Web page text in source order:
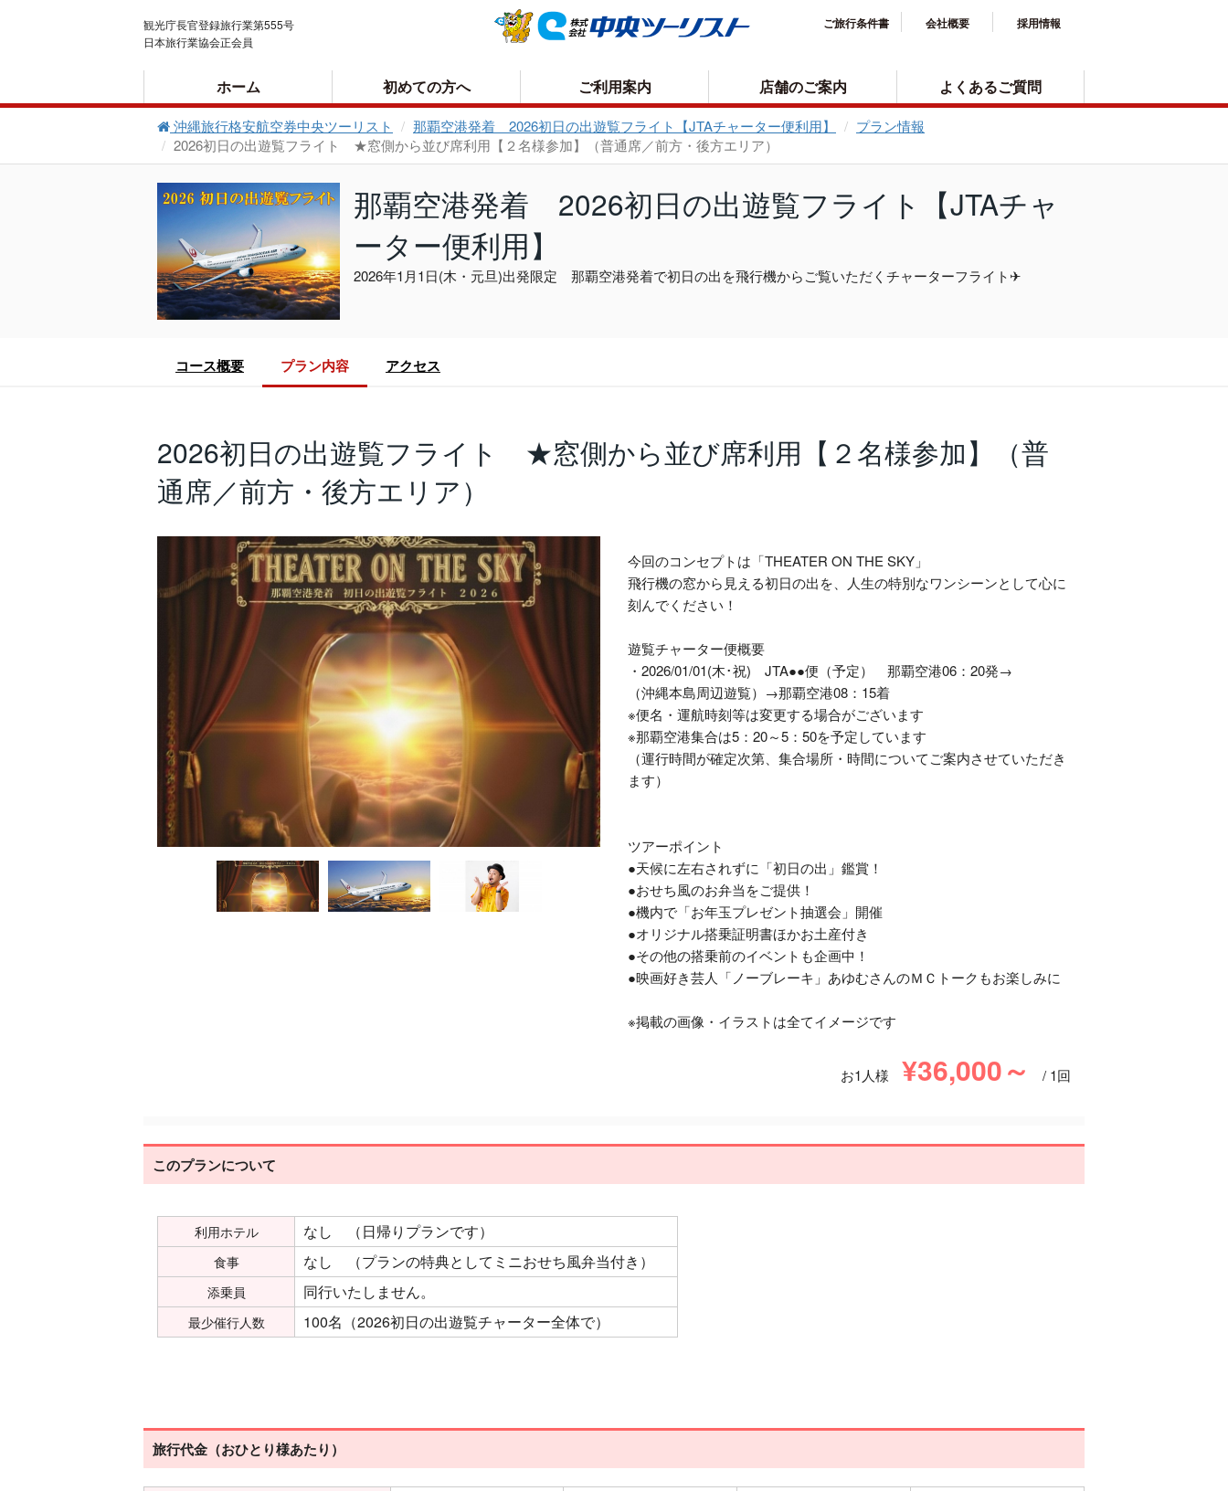
ホーム 初めての方へ ご利用案内
ご利用案内
お申込方法について
お支払いについて
お受取り方法について
取消手数料について
プライバシーポリシー
店舗のご案内 よくあるご質問
ご旅行条件書 会社概要 採用情報
観光庁長官登録旅行業第555号
日本旅行業協会正会員
沖縄旅行格安航空券中央ツーリスト 那覇空港発着 2026初日の出遊覧フライト【JTAチャーター便利用】
プラン情報
2026初日の出遊覧フライト ★窓側から並び席利用【２名様参加】（普通席／前方・後方エリア）
那覇空港発着 2026初日の出遊覧フライト【JTAチャ
ーター便利用】
2026年1月1日(木・元旦)出発限定 那覇空港発着で初日の出を飛行機からご覧いただくチャーターフライト✈
コース概要 プラン内容 アクセス
2026初日の出遊覧フライト ★窓側から並び席利用【２名様参加】（普
通席／前方・後方エリア）
今回のコンセプトは「THEATER ON THE SKY」
飛行機の窓から見える初日の出を、人生の特別なワンシーンとして心に
刻んでください！
遊覧チャーター便概要
・2026/01/01(木･祝) JTA●●便（予定） 那覇空港06：20発→
（沖縄本島周辺遊覧）→那覇空港08：15着
※便名・運航時刻等は変更する場合がございます
※那覇空港集合は5：20～5：50を予定しています
（運行時間が確定次第、集合場所・時間についてご案内させていただき
ます）
ツアーポイント
●天候に左右されずに「初日の出」鑑賞！
●おせち風のお弁当をご提供！
●機内で「お年玉プレゼント抽選会」開催
●オリジナル搭乗証明書ほかお土産付き
●その他の搭乗前のイベントも企画中！
●映画好き芸人「ノーブレーキ」あゆむさんのＭＣトークもお楽しみに
※掲載の画像・イラストは全てイメージです
お1人様 ¥36,000～ / 1回
このプランについて
利用ホテル なし （日帰りプランです）
食事 なし （プランの特典としてミニおせち風弁当付き）
添乗員 同行いたしません。
最少催行人数 100名（2026初日の出遊覧チャーター全体で）
旅行代金（おひとり様あたり）